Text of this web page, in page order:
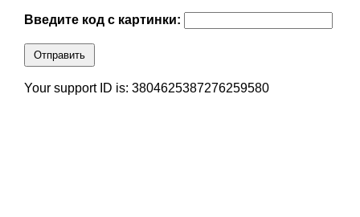
Введите код с картинки:
Отправить
Your support ID is: 3804625387276259580